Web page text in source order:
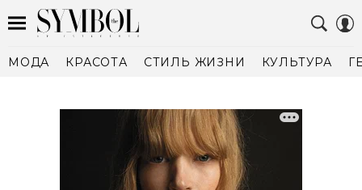
МОДА КРАСОТА СТИЛЬ ЖИЗНИ КУЛЬТУРА